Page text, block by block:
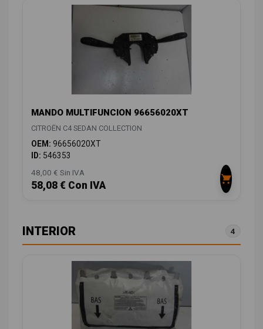
MANDO MULTIFUNCION 96656020XT
CITROËN C4 SEDAN COLLECTION
OEM: 96656020XT
ID: 546353
48,00 € Sin IVA
58,08 € Con IVA
INTERIOR 4